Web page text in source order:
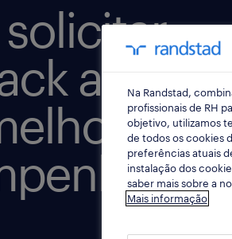
ao
o
Na Randstad,
profissionais de RH
objetivo, utilizamos
de todos os cookies
preferências atuais
instalação dos
saber mais sobre a
Mais informação